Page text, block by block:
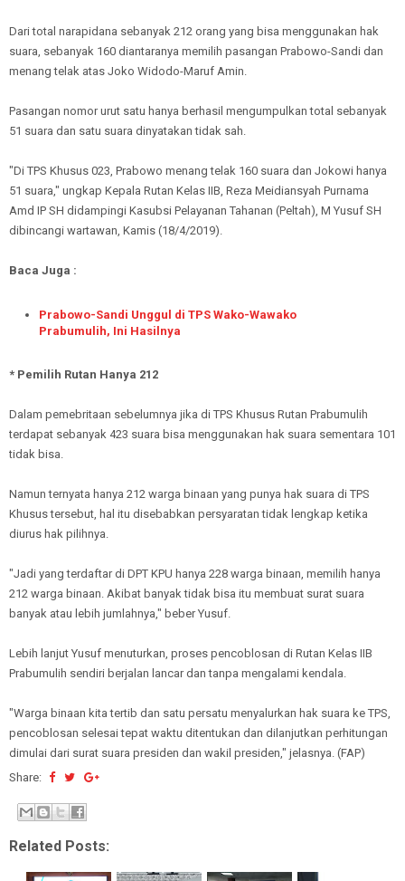
Dari total narapidana sebanyak 212 orang yang bisa menggunakan hak
suara, sebanyak 160 diantaranya memilih pasangan Prabowo-Sandi dan
menang telak atas Joko Widodo-Maruf Amin.
Pasangan nomor urut satu hanya berhasil mengumpulkan total sebanyak
51 suara dan satu suara dinyatakan tidak sah.
"Di TPS Khusus 023, Prabowo menang telak 160 suara dan Jokowi hanya
51 suara," ungkap Kepala Rutan Kelas IIB, Reza Meidiansyah Purnama
Amd IP SH didampingi Kasubsi Pelayanan Tahanan (Peltah), M Yusuf SH
dibincangi wartawan, Kamis (18/4/2019).
Baca Juga :
Prabowo-Sandi Unggul di TPS Wako-Wawako
Prabumulih, Ini Hasilnya
* Pemilih Rutan Hanya 212
Dalam pemebritaan sebelumnya jika di TPS Khusus Rutan Prabumulih
terdapat sebanyak 423 suara bisa menggunakan hak suara sementara 101
tidak bisa.
Namun ternyata hanya 212 warga binaan yang punya hak suara di TPS
Khusus tersebut, hal itu disebabkan persyaratan tidak lengkap ketika
diurus hak pilihnya.
"Jadi yang terdaftar di DPT KPU hanya 228 warga binaan, memilih hanya
212 warga binaan. Akibat banyak tidak bisa itu membuat surat suara
banyak atau lebih jumlahnya," beber Yusuf.
Lebih lanjut Yusuf menuturkan, proses pencoblosan di Rutan Kelas IIB
Prabumulih sendiri berjalan lancar dan tanpa mengalami kendala.
"Warga binaan kita tertib dan satu persatu menyalurkan hak suara ke TPS,
pencoblosan selesai tepat waktu ditentukan dan dilanjutkan perhitungan
dimulai dari surat suara presiden dan wakil presiden," jelasnya. (FAP)
Share:
Related Posts: